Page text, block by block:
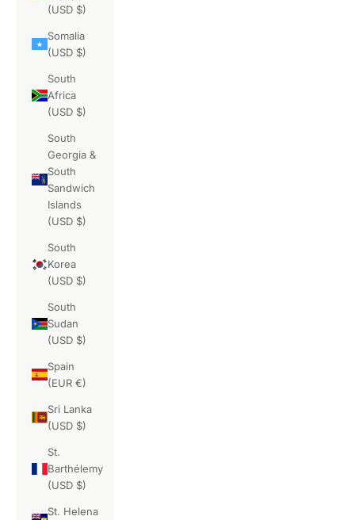
(USD $)
Somalia
(USD $)
South
Africa
(USD $)
South
Georgia &
South
Sandwich
Islands
(USD $)
South
Korea
(USD $)
South
Sudan
(USD $)
Spain
(EUR €)
Sri Lanka
(USD $)
St.
Barthélemy
(USD $)
St. Helena